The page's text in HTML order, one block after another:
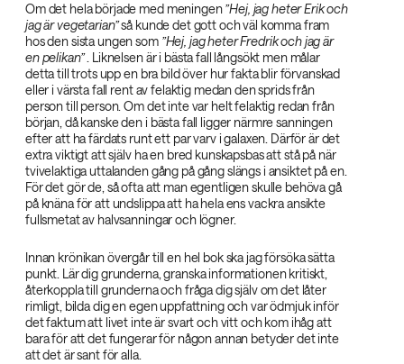
Om det hela började med meningen”Hej, jag heter Erik och
jag är vegetarian”‌så kunde det gott och väl komma fram
hos den sista ungen som ”Hej, jag heter Fredrik och jag är
en pelikan”‌. Liknelsen är i bästa fall långsökt men målar
detta till trots upp en bra bild över hur fakta blir förvanskad
eller i värsta fall rent av felaktig medan den sprids från
person till person. Om det inte var helt felaktig redan från
början, då kanske den i bästa fall ligger närmre sanningen
efter att ha färdats runt ett par varv i galaxen. Därför är det
extra viktigt att själv ha en bred kunskapsbas att stå på när
tvivelaktiga uttalanden gång på gång slängs i ansiktet på en.
För det gör de, så ofta att man egentligen skulle behöva gå
på knäna för att undslippa att ha hela ens vackra ansikte
fullsmetat av halvsanningar och lögner.
Innan krönikan övergår till en hel bok ska jag försöka sätta
punkt. Lär dig grunderna, granska informationen kritiskt,
återkoppla till grunderna och fråga dig själv om det låter
rimligt, bilda dig en egen uppfattning och var ödmjuk inför
det faktum att livet inte är svart och vitt och kom ihåg att
bara för att det fungerar för någon annan betyder det inte
att det är sant för alla.